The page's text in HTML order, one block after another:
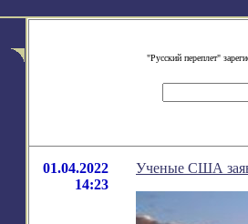
"Русский переплет"
01.04.2022
14:23
Ученые США